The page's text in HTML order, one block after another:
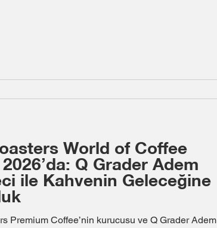
World of Coffee
2026’da: Q Grader Adem
ile Kahvenin Geleceğine
Premium Coffee’nin kurucusu ve Q Grader Adem